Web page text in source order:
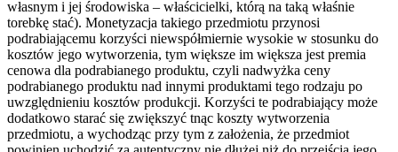
własnym i jej środowiska – właścicielki, którą na taką właśnie
torebkę stać). Monetyzacja takiego przedmiotu przynosi
podrabiającemu korzyści niewspółmiernie wysokie w stosunku do
kosztów jego wytworzenia, tym większe im większa jest premia
cenowa dla podrabianego produktu, czyli nadwyżka ceny
podrabianego produktu nad innymi produktami tego rodzaju po
uwzględnieniu kosztów produkcji. Korzyści te podrabiający może
dodatkowo starać się zwiększyć tnąc koszty wytworzenia
przedmiotu, a wychodząc przy tym z założenia, że przedmiot